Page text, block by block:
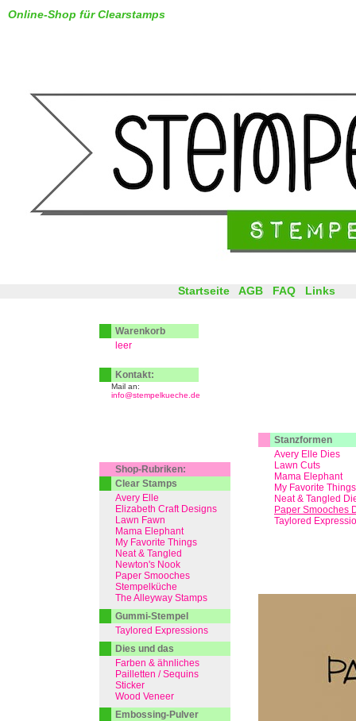
Online-Shop für Clearstamps
Stanzformen
Avery Elle Dies
Lawn Cuts
Mama Elephant
My Favorite Things
Neat & Tangled
Paper Smooches
Taylored
Startseite AGB FAQ Links
Warenkorb
leer
Kontakt:
Mail an:
info@stempelkueche.de
Shop-Rubriken:
Clear Stamps
Avery Elle
Elizabeth Craft Designs
Lawn Fawn
Mama Elephant
My Favorite Things
Neat & Tangled
Newton's Nook
Paper Smooches
Stempelküche
The Alleyway Stamps
Gummi-Stempel
Taylored Expressions
Dies und das
Farben & ähnliches
Pailletten / Sequins
Sticker
Wood Veneer
Embossing-Pulver